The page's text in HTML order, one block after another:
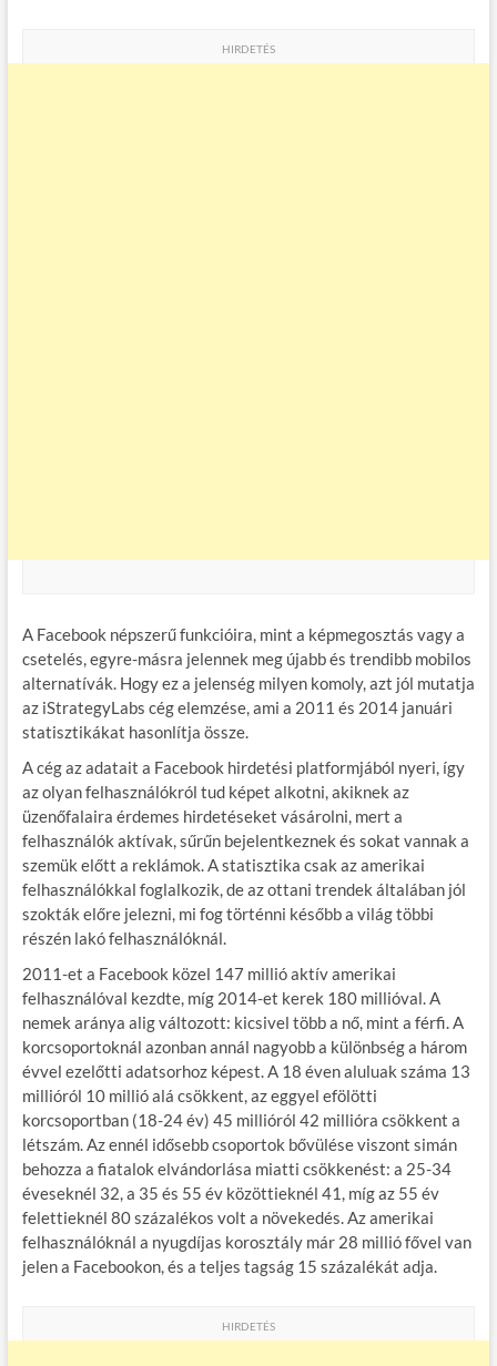
HIRDETÉS
A Facebook népszerű funkcióira, mint a képmegosztás vagy a
csetelés, egyre-másra jelennek meg újabb és trendibb mobilos
alternatívák. Hogy ez a jelenség milyen komoly, azt jól mutatja
az iStrategyLabs cég elemzése, ami a 2011 és 2014 januári
statisztikákat hasonlítja össze.
A cég az adatait a Facebook hirdetési platformjából nyeri, így
az olyan felhasználókról tud képet alkotni, akiknek az
üzenőfalaira érdemes hirdetéseket vásárolni, mert a
felhasználók aktívak, sűrűn bejelentkeznek és sokat vannak a
szemük előtt a reklámok. A statisztika csak az amerikai
felhasználókkal foglalkozik, de az ottani trendek általában jól
szokták előre jelezni, mi fog történni később a világ többi
részén lakó felhasználóknál.
2011-et a Facebook közel 147 millió aktív amerikai
felhasználóval kezdte, míg 2014-et kerek 180 millióval. A
nemek aránya alig változott: kicsivel több a nő, mint a férfi. A
korcsoportoknál azonban annál nagyobb a különbség a három
évvel ezelőtti adatsorhoz képest. A 18 éven aluluak száma 13
millióról 10 millió alá csökkent, az eggyel efölötti
korcsoportban (18-24 év) 45 millióról 42 millióra csökkent a
létszám. Az ennél idősebb csoportok bővülése viszont simán
behozza a fiatalok elvándorlása miatti csökkenést: a 25-34
éveseknél 32, a 35 és 55 év közöttieknél 41, míg az 55 év
felettieknél 80 százalékos volt a növekedés. Az amerikai
felhasználóknál a nyugdíjas korosztály már 28 millió fővel van
jelen a Facebookon, és a teljes tagság 15 százalékát adja.
HIRDETÉS